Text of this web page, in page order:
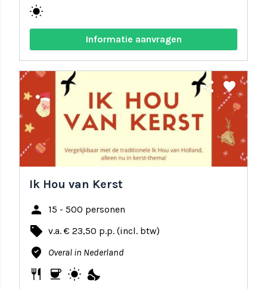
wb_sunny
Informatie aanvragen
share favorite
Ik Hou van Kerst
person 15 - 500 personen
local_offer v.a. € 23,50 p.p. (incl. btw)
where_to_vote Overal in Nederland
restaurant coffee wb_sunny nights_stay